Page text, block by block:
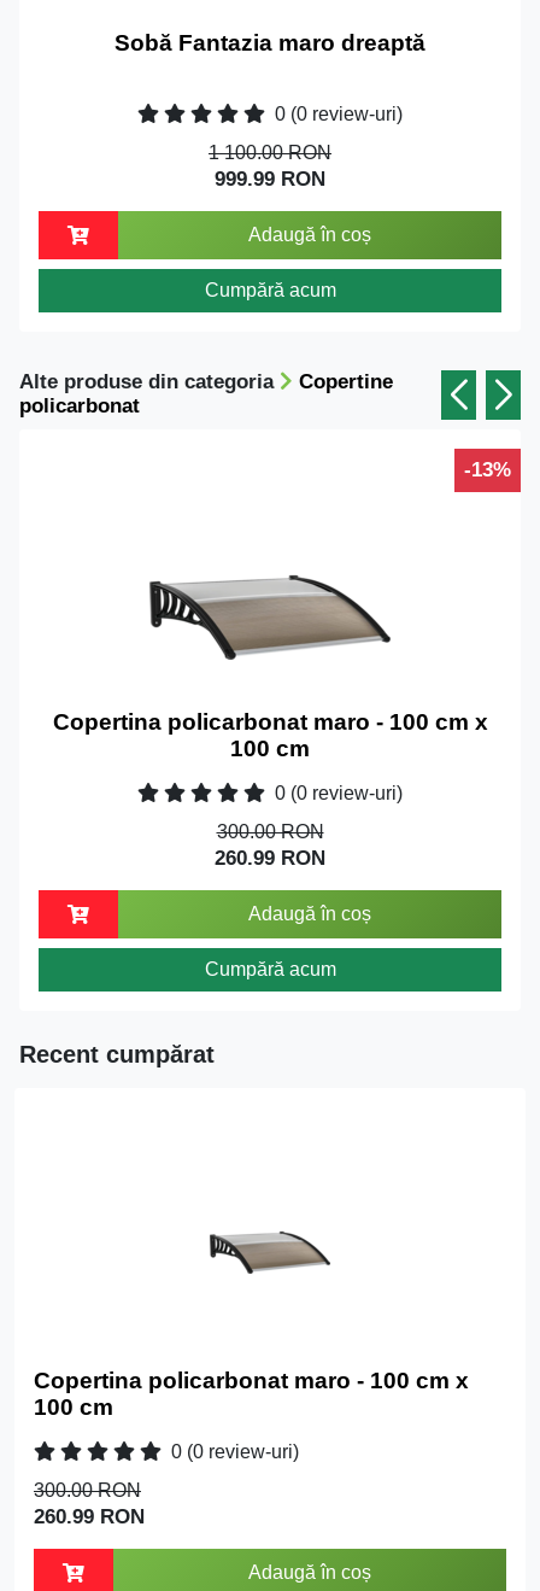
Sobă Fantazia maro dreaptă
0 (0 review-uri)
1 100.00 RON
999.99 RON
Adaugă în coș
Cumpără acum
Alte produse din categoria
Copertine
policarbonat
-13%
Copertina policarbonat maro - 100 cm x
100 cm
0 (0 review-uri)
300.00 RON
260.99 RON
Adaugă în coș
Cumpără acum
Recent cumpărat
Copertina policarbonat maro - 100 cm x
100 cm
0 (0 review-uri)
300.00 RON
260.99 RON
Adaugă în coș